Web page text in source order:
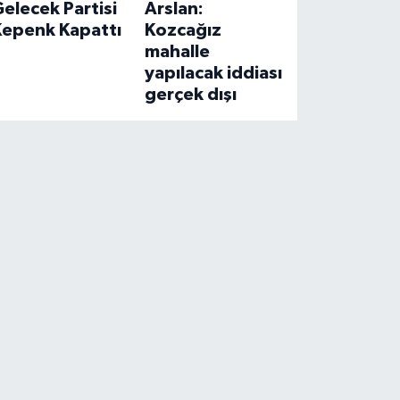
Partisi
Kapattı
Arslan:
Kozcağız
mahalle
yapılacak iddiası
gerçek dışı